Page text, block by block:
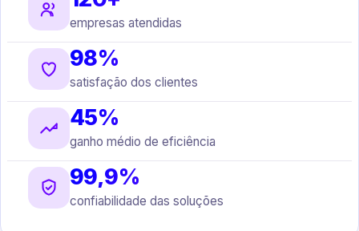
empresas atendidas
98%
satisfação dos clientes
45%
ganho médio de eficiência
99,9%
confiabilidade das soluções